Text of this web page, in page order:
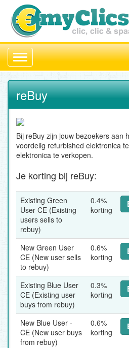
Toggle
navigation
reBuy
Bij reBuy zijn jouw bezoekers aan
voordelig refurbished elektronica
elektronica te verkopen.
Je korting bij reBuy:
Existing Green
User CE (Existing
users sells to
rebuy)
0.4%
korting
New Green User
CE (New user sells
to rebuy)
0.6%
korting
Existing Blue User
CE (Existing user
buys from rebuy)
0.3%
korting
New Blue User -
CE (New user buys
from rebuy)
0.6%
korting